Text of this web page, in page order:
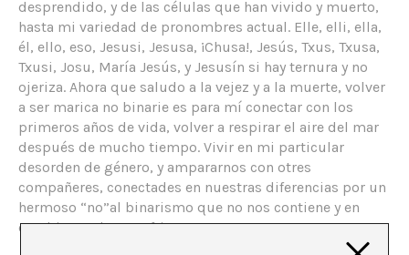
desprendido, y de las células que han vivido y muerto,
hasta mi variedad de pronombres actual. Elle, elli, ella,
él, ello, eso, Jesusi, Jesusa, ¡Chusa!, Jesús, Txus, Txusa,
Txusi, Josu, María Jesús, y Jesusín si hay ternura y no
ojeriza. Ahora que saludo a la vejez y a la muerte, volver
a ser marica no binarie es para mí conectar con los
primeros años de vida, volver a respirar el aire del mar
después de mucho tiempo. Vivir en mi particular
desorden de género, y ampararnos con otres
compañeres, conectades en nuestras diferencias por un
hermoso “no”al binarismo que no nos contiene y en
cambio nos hace sufrir.